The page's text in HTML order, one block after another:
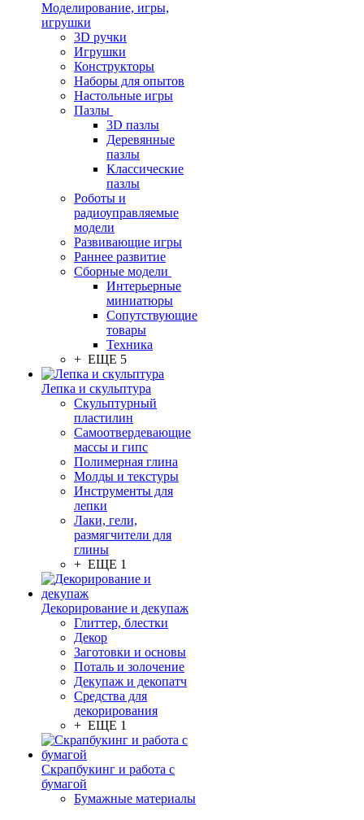
Моделирование, игры,
игрушки
3D ручки
Игрушки
Конструкторы
Наборы для опытов
Настольные игры
Пазлы
3D пазлы
Деревянные
пазлы
Классические
пазлы
Роботы и
радиоуправляемые
модели
Развивающие игры
Раннее развитие
Сборные модели
Интерьерные
миниатюры
Сопутствующие
товары
Техника
+ ЕЩЕ 5
Лепка и скульптура
Скульптурный
пластилин
Самоотвердевающие
массы и гипс
Полимерная глина
Молды и текстуры
Инструменты для
лепки
Лаки, гели,
размягчители для
глины
+ ЕЩЕ 1
Декорирование и декупаж
Глиттер, блестки
Декор
Заготовки и основы
Поталь и золочение
Декупаж и декопатч
Средства для
декорирования
+ ЕЩЕ 1
Скрапбукинг и работа с
бумагой
Бумажные материалы